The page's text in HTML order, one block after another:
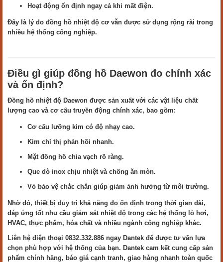
Hoạt động ổn định ngay cả khi mất điện.
Đây là lý do đồng hồ nhiệt độ cơ vẫn được sử dụng rộng rãi trong
nhiều hệ thống công nghiệp.
Điều gì giúp đồng hồ Daewon đo chính xác
và ổn định?
Đồng hồ nhiệt độ Daewon được sản xuất với các vật liệu chất
lượng cao và cơ cấu truyền động chính xác, bao gồm:
Cơ cấu lưỡng kim có độ nhạy cao.
Kim chỉ thị phản hồi nhanh.
Mặt đồng hồ chia vạch rõ ràng.
Que dò inox chịu nhiệt và chống ăn mòn.
Vỏ bảo vệ chắc chắn giúp giảm ảnh hưởng từ môi trường.
Nhờ đó, thiết bị duy trì khả năng đo ổn định trong thời gian dài,
đáp ứng tốt nhu cầu giám sát nhiệt độ trong các hệ thống lò hơi,
HVAC, thực phẩm, hóa chất và nhiều ngành công nghiệp khác.
Liên hệ điện thoại 0832.332.886 ngay Dantek để được tư vấn lựa
chọn phù hợp với hệ thống của bạn. Dantek cam kết cung cấp sản
phẩm chính hãng, báo giá cạnh tranh, giao hàng nhanh toàn quốc